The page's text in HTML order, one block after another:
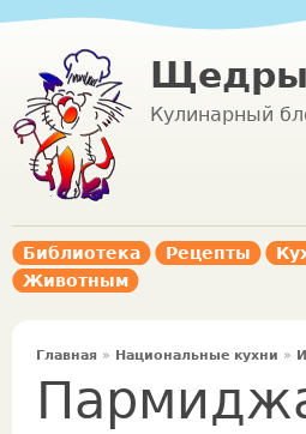
Кулинарный
Библиотека Рецепты
Животным
Главная » Национальные кухни »